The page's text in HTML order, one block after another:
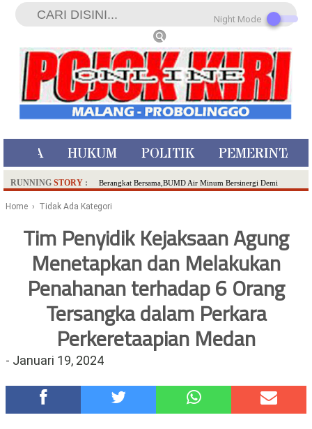
HUKUM POLITIK
RUNNING STORY : Berangkat Bersama,BUMD Air Minum Bersinergi Demi
Ditangkap di Kediri,Satu Buron
SDN Sumberejo 02 Kota Batu Kembangkan Program Inovasi
Literasi Melalui LASKAR JODA, Usung Filosofi Gelar Sehelai
Tikar
Ambulance Dari Berbagai Daerah Padati Kota Wisata Batu
Hadirkan Tujuh Sapta Pesona Wisata di Amfiteater, Mikutopia
Buka Rekrutmen Karyawan,Berikut Kualifikasinya
Polsek Wonoasih Perkuat Ketahanan Pangan Lewat Dialog
RILIS RAPAT PLENO TERBUKA PEMUTAKHIRAN DATA
Home › Tidak Ada Kategori
Tim Penyidik Kejaksaan Agung
Menetapkan dan Melakukan
Penahanan terhadap 6 Orang
Tersangka dalam Perkara
Perkeretaapian Medan
- Januari 19, 2024
Night Mode